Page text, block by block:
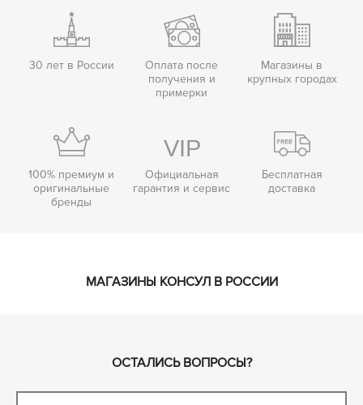
30 лет в России
Оплата после
получения и
примерки
Магазины в
крупных городах
100% премиум и
оригинальные
бренды
Официальная
гарантия и сервис
Бесплатная
доставка
МАГАЗИНЫ КОНСУЛ В РОССИИ
ОСТАЛИСЬ ВОПРОСЫ?